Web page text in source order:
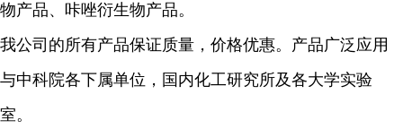
物产品、咔唑衍生物产品。
我公司的所有产品保证质量，价格优惠。产品广泛应用
与中科院各下属单位，国内化工研究所及各大学实验
室。